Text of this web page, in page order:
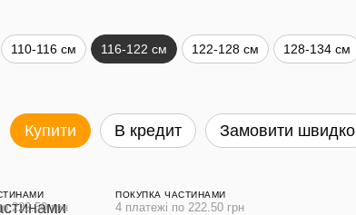
110-116 см 116-122 см 122-128 см 128-134 см
Купити В кредит Замовити швидко
222.50 грн
ПОКУПКА ЧАСТИНАМИ
4 платежі по 222.50 грн